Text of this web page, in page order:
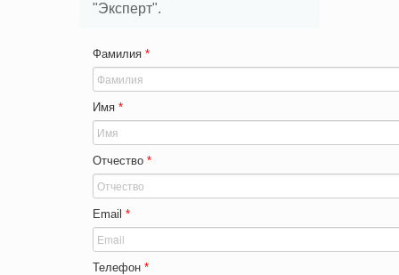
"Эксперт".
Фамилия *
Имя *
Отчество *
Email *
Телефон *